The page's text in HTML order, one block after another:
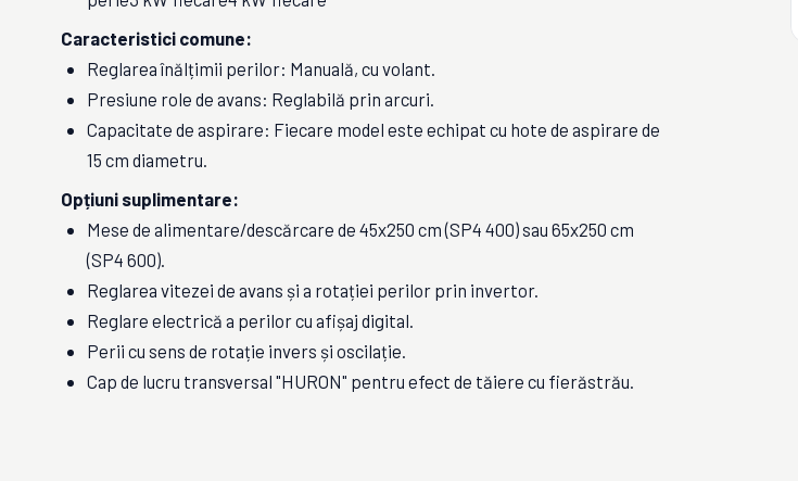
Caracteristici comune:
Reglarea înălțimii perilor: Manuală, cu volant.
Presiune role de avans: Reglabilă prin arcuri.
Capacitate de aspirare: Fiecare model este echipat cu hote de aspirare de
15 cm diametru.
Opțiuni suplimentare:
Mese de alimentare/descărcare de 45x250 cm (SP4 400) sau 65x250 cm
(SP4 600).
Reglarea vitezei de avans și a rotației perilor prin invertor.
Reglare electrică a perilor cu afișaj digital.
Perii cu sens de rotație invers și oscilație.
Cap de lucru transversal "HURON" pentru efect de tăiere cu fierăstrău.